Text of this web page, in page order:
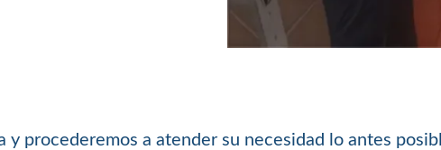
procederemos a atender su necesidad lo antes